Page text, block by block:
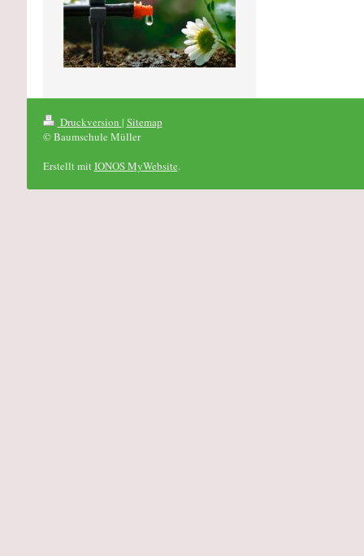
Druckversion | Sitemap
© Baumschule Müller
Erstellt mitIONOS MyWebsite.